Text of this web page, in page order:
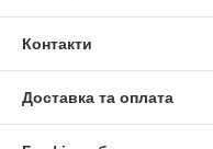
Контакти
Доставка та оплата